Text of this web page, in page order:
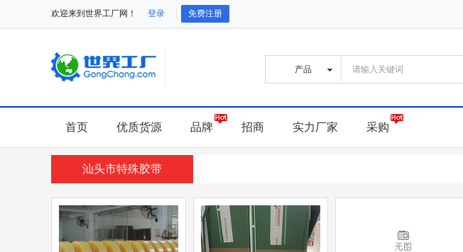
欢迎来到世界工厂网！ 登录 免费注册
首页 优质货源 品牌 招商 实力厂家 采购
汕头市特殊胶带